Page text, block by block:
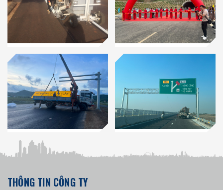
THÔNG TIN CÔNG TY